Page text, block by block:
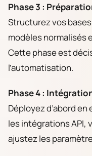
Phase 3 :
Structurez vos
modèles normalisés
Cette phase est
l’automatisation.
Phase 4 :
Déployez d’abord
les intégrations API,
ajustez les